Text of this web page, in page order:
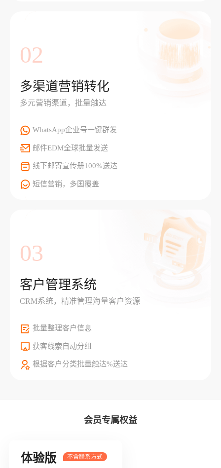
02
多渠道营销转化
多元营销渠道，批量触达
WhatsApp企业号一键群发
邮件EDM全球批量发送
线下邮寄宣传册100%送达
短信营销，多国覆盖
03
客户管理系统
CRM系统，精准管理海量客户资源
批量整理客户信息
获客线索自动分组
根据客户分类批量触达%送达
会员专属权益
体验版